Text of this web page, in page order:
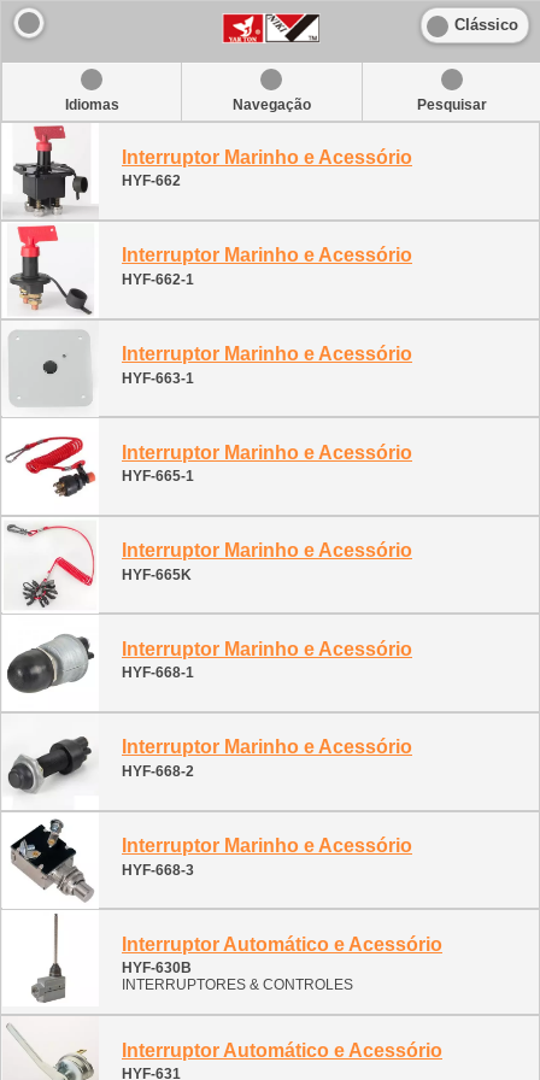
Clássico
Idiomas Navegação Pesquisar
Interruptor Marinho e Acessório
HYF-662
Interruptor Marinho e Acessório
HYF-662-1
Interruptor Marinho e Acessório
HYF-663-1
Interruptor Marinho e Acessório
HYF-665-1
Interruptor Marinho e Acessório
HYF-665K
Interruptor Marinho e Acessório
HYF-668-1
Interruptor Marinho e Acessório
HYF-668-2
Interruptor Marinho e Acessório
HYF-668-3
Interruptor Automático e Acessório
HYF-630B
INTERRUPTORES & CONTROLES
Interruptor Automático e Acessório
HYF-631